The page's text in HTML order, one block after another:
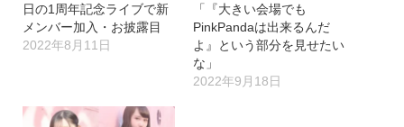
日の1周年記念ライブで新
メンバー加入・お披露目
2022年8月11日
「『大きい会場でも
PinkPandaは出来るんだ
よ』という部分を見せたい
な」
2022年9月18日